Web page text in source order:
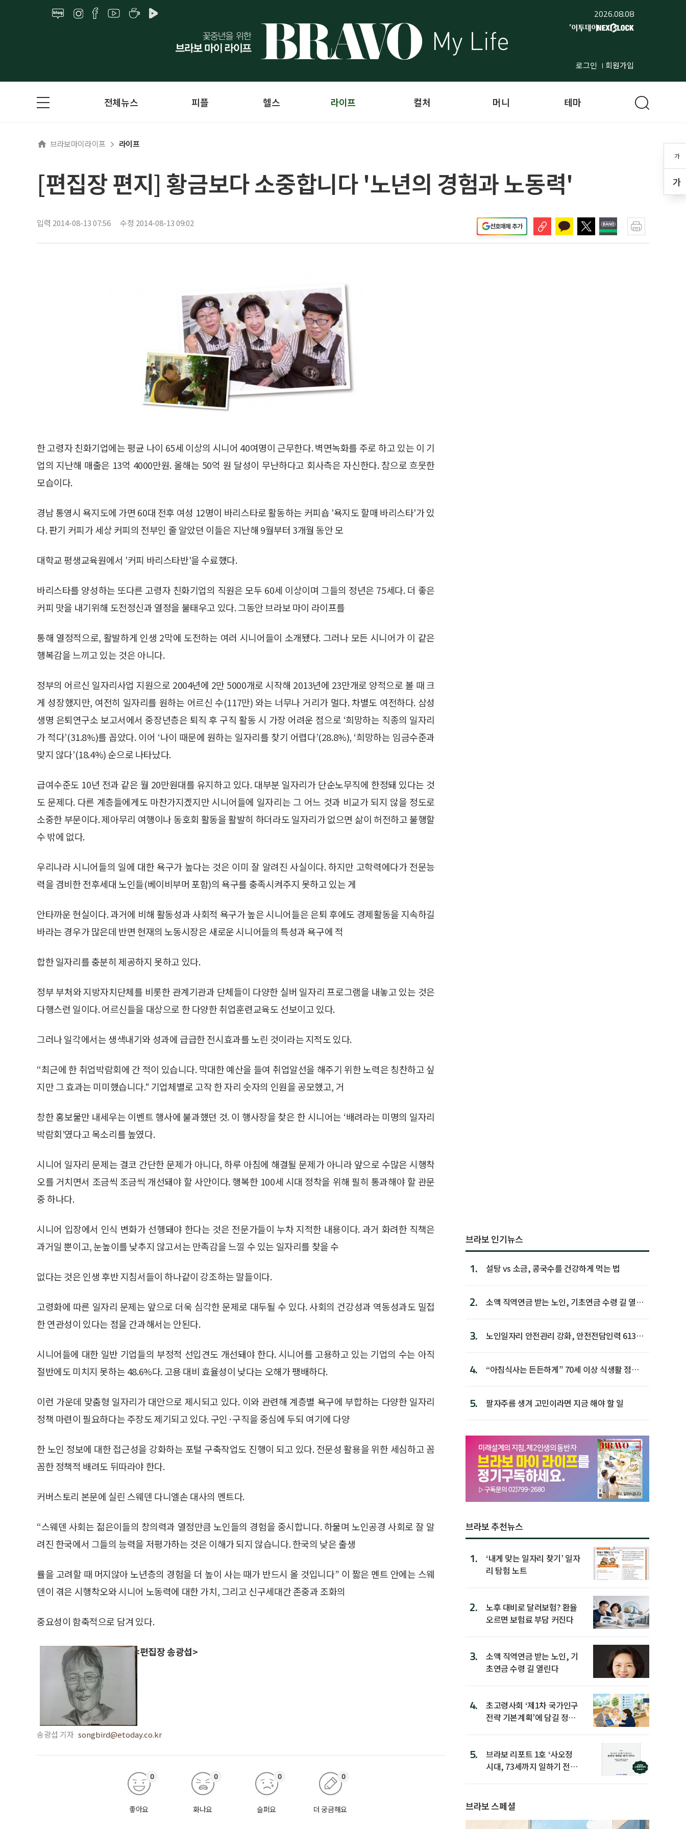
2026.08.08
로그인 회원가입
가
가
전체뉴스 피플 헬스 라이프 컬처 머니 테마
브라보마이라이프 라이프
[편집장 편지] 황금보다 소중합니다 '노년의 경험과 노동력'
입력 2014-08-13 07:56 수정 2014-08-13 09:02 선호매체 추가
한 고령자 친화기업에는 평균 나이 65세 이상의 시니어 40여명이 근무한다. 벽면녹화를 주로 하고 있는 이 기
업의 지난해 매출은 13억 4000만원. 올해는 50억 원 달성이 무난하다고 회사측은 자신한다. 참으로 흐뭇한
모습이다.
경남 통영시 욕지도에 가면 60대 전후 여성 12명이 바리스타로 활동하는 커피숍 '욕지도 할매 바리스타'가 있
다. 판기 커피가 세상 커피의 전부인 줄 알았던 이들은 지난해 9월부터 3개월 동안 모
대학교 평생교육원에서 '커피 바리스타반'을 수료했다.
바리스타를 양성하는 또다른 고령자 친화기업의 직원은 모두 60세 이상이며 그들의 정년은 75세다. 더 좋은
커피 맛을 내기위해 도전정신과 열정을 불태우고 있다. 그동안 브라보 마이 라이프를
통해 열정적으로, 활발하게 인생 2막에 도전하는 여러 시니어들이 소개됐다. 그러나 모든 시니어가 이 같은
행복감을 느끼고 있는 것은 아니다.
정부의 어르신 일자리사업 지원으로 2004년에 2만 5000개로 시작해 2013년에 23만개로 양적으로 볼 때 크
게 성장했지만, 여전히 일자리를 원하는 어르신 수(117만) 와는 너무나 거리가 멀다. 차별도 여전하다. 삼성
생명 은퇴연구소 보고서에서 중장년층은 퇴직 후 구직 활동 시 가장 어려운 점으로 ‘희망하는 직종의 일자리
가 적다’(31.8%)를 꼽았다. 이어 ‘나이 때문에 원하는 일자리를 찾기 어렵다’(28.8%), ‘희망하는 임금수준과
맞지 않다’(18.4%) 순으로 나타났다.
급여수준도 10년 전과 같은 월 20만원대를 유지하고 있다. 대부분 일자리가 단순노무직에 한정돼 있다는 것
도 문제다. 다른 계층들에게도 마찬가지겠지만 시니어들에 일자리는 그 어느 것과 비교가 되지 않을 정도로
소중한 부문이다. 제아무리 여행이나 동호회 활동을 활발히 하더라도 일자리가 없으면 삶이 허전하고 불행할
수 밖에 없다.
우리나라 시니어들의 일에 대한 욕구가 높다는 것은 이미 잘 알려진 사실이다. 하지만 고학력에다가 전문능
력을 겸비한 전후세대 노인들(베이비부머 포함)의 욕구를 충족시켜주지 못하고 있는 게
안타까운 현실이다. 과거에 비해 활동성과 사회적 욕구가 높은 시니어들은 은퇴 후에도 경제활동을 지속하길
바라는 경우가 많은데 반면 현재의 노동시장은 새로운 시니어들의 특성과 욕구에 적
합한 일자리를 충분히 제공하지 못하고 있다.
정부 부처와 지방자치단체를 비롯한 관계기관과 단체들이 다양한 실버 일자리 프로그램을 내놓고 있는 것은
다행스런 일이다. 어르신들을 대상으로 한 다양한 취업훈련교육도 선보이고 있다.
그러나 일각에서는 생색내기와 성과에 급급한 전시효과를 노린 것이라는 지적도 있다.
“최근에 한 취업박람회에 간 적이 있습니다. 막대한 예산을 들여 취업알선을 해주기 위한 노력은 칭찬하고 싶
지만 그 효과는 미미했습니다." 기업체별로 고작 한 자리 숫자의 인원을 공모했고, 거
창한 홍보물만 내세우는 이벤트 행사에 불과했던 것. 이 행사장을 찾은 한 시니어는 ‘배려라는 미명의 일자리
박람회’였다고 목소리를 높였다.
시니어 일자리 문제는 결코 간단한 문제가 아니다, 하루 아침에 해결될 문제가 아니라 앞으로 수많은 시행착
오를 거치면서 조금씩 조금씩 개선돼야 할 사안이다. 행복한 100세 시대 정착을 위해 필히 통과해야 할 관문
중 하나다.
시니어 입장에서 인식 변화가 선행돼야 한다는 것은 전문가들이 누차 지적한 내용이다. 과거 화려한 직책은
과거일 뿐이고, 눈높이를 낮추지 않고서는 만족감을 느낄 수 있는 일자리를 찾을 수
없다는 것은 인생 후반 지침서들이 하나같이 강조하는 말들이다.
고령화에 따른 일자리 문제는 앞으로 더욱 심각한 문제로 대두될 수 있다. 사회의 건강성과 역동성과도 밀접
한 연관성이 있다는 점을 간과해서는 안된다.
시니어들에 대한 일반 기업들의 부정적 선입견도 개선돼야 한다. 시니어를 고용하고 있는 기업의 수는 아직
절반에도 미치지 못하는 48.6%다. 고용 대비 효율성이 낮다는 오해가 팽배하다.
이런 가운데 맞춤형 일자리가 대안으로 제시되고 있다. 이와 관련해 계층별 욕구에 부합하는 다양한 일자리
정책 마련이 필요하다는 주장도 제기되고 있다. 구인·구직을 중심에 두되 여기에 다양
한 노인 정보에 대한 접근성을 강화하는 포털 구축작업도 진행이 되고 있다. 전문성 활용을 위한 세심하고 꼼
꼼한 정책적 배려도 뒤따라야 한다.
커버스토리 본문에 실린 스웨덴 다니엘손 대사의 멘트다.
“스웨덴 사회는 젊은이들의 창의력과 열정만큼 노인들의 경험을 중시합니다. 하물며 노인공경 사회로 잘 알
려진 한국에서 그들의 능력을 저평가하는 것은 이해가 되지 않습니다. 한국의 낮은 출생
률을 고려할 때 머지않아 노년층의 경험을 더 높이 사는 때가 반드시 올 것입니다” 이 짧은 멘트 안에는 스웨
덴이 겪은 시행착오와 시니어 노동력에 대한 가치, 그리고 신구세대간 존중과 조화의
중요성이 함축적으로 담겨 있다.
<편집장 송광섭>
송광섭 기자 songbird@etoday.co.kr
좋아요
0
화나요
0
슬퍼요
0
더 궁금해요
0
브라보 인기뉴스
1. 설탕 vs 소금, 콩국수를 건강하게 먹는 법
2.
소액 직역연금 받는 노인, 기초연금 수령 길 열린
3.
노인일자리 안전관리 강화, 안전전담인력 613명
4.
“아침식사는 든든하게” 70세 이상 식생활 점수
5. 팔자주름 생겨 고민이라면 지금 해야 할 일
브라보 추천뉴스
1.
‘내게 맞는 일자리 찾기’ 일자
리 탐험 노트
2.
노후 대비로 달러보험? 환율
오르면 보험료 부담 커진다
3.
소액 직역연금 받는 노인, 기
초연금 수령 길 열린다
4.
초고령사회 ‘제1차 국가인구
전략 기본계획’에 담길 정책
5.
브라보 리포트 1호 ‘사오정
시대, 73세까지 일하기 전략’
브라보 스페셜